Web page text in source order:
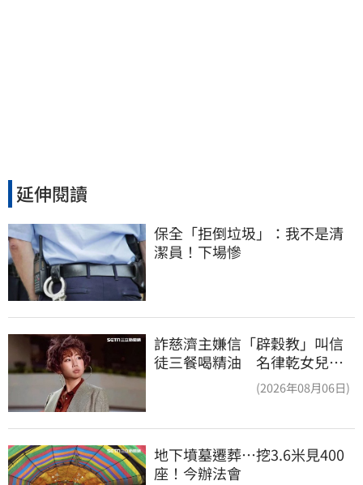
延伸閱讀
保全「拒倒垃圾」：我不是清
潔員！下場慘
詐慈濟主嫌信「辟穀教」叫信
徒三餐喝精油 名律乾女兒卻
(2026年08月06日)
地下墳墓遷葬…挖3.6米見400
座！今辦法會